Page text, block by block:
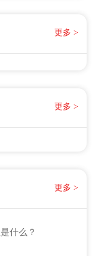
更多 >
更多 >
更多 >
什么？